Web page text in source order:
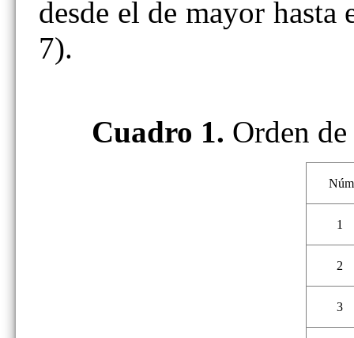
desde el de mayor
7).
Cuadro 1. Orden
1
2
3